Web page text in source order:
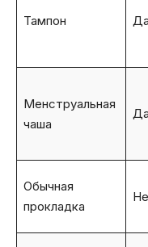
Тампон Да
Менструальная
чаша
Да
Обычная
прокладка